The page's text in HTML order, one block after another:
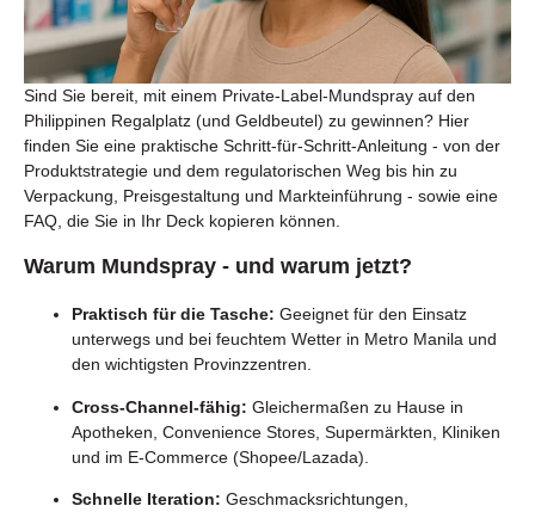
Sind Sie bereit, mit einem Private-Label-Mundspray auf den
Philippinen Regalplatz (und Geldbeutel) zu gewinnen? Hier
finden Sie eine praktische Schritt-für-Schritt-Anleitung - von der
Produktstrategie und dem regulatorischen Weg bis hin zu
Verpackung, Preisgestaltung und Markteinführung - sowie eine
FAQ, die Sie in Ihr Deck kopieren können.
Warum Mundspray - und warum jetzt?
Praktisch für die Tasche: Geeignet für den Einsatz
unterwegs und bei feuchtem Wetter in Metro Manila und
den wichtigsten Provinzzentren.
Cross-Channel-fähig: Gleichermaßen zu Hause in
Apotheken, Convenience Stores, Supermärkten, Kliniken
und im E-Commerce (Shopee/Lazada).
Schnelle Iteration: Geschmacksrichtungen,